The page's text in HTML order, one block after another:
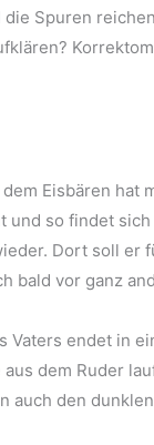
Spuren
Eisbären hat
und so findet
Dort soll er
bald vor ganz
Vaters endet in
aus dem Ruder
auch den